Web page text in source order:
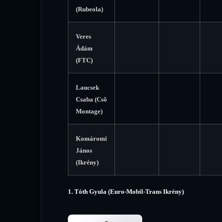
(Rubeola)
Veres
Ádám
(FTC)
Laucsek
Csaba (Csõ
Montage)
Komáromi
János
(Ikrény)
1. Tóth Gyula (Euro-Mobil-Trans Ikrény)